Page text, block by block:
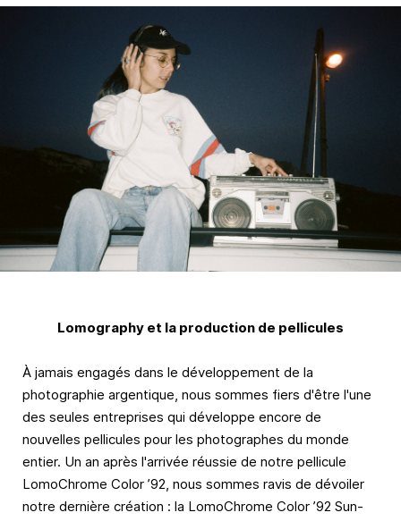
Lomography et la production de pellicules
À jamais engagés dans le développement de la
photographie argentique, nous sommes fiers d'être l'une
des seules entreprises qui développe encore de
nouvelles pellicules pour les photographes du monde
entier. Un an après l'arrivée réussie de notre pellicule
LomoChrome Color ’92, nous sommes ravis de dévoiler
notre dernière création : la LomoChrome Color ’92 Sun-